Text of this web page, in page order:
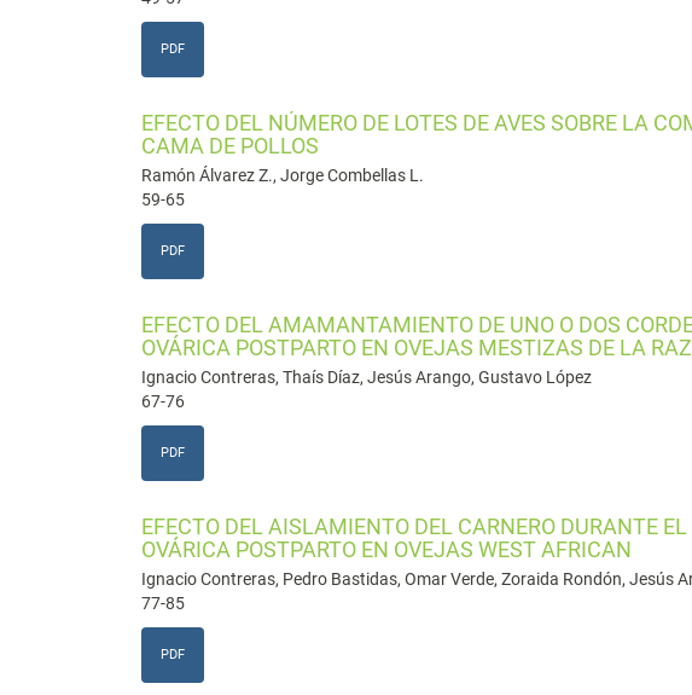
PDF
EFECTO DEL NÚMERO DE LOTES DE AVES SOBRE LA
CAMA DE POLLOS
Ramón Álvarez Z., Jorge Combellas L.
59-65
PDF
EFECTO DEL AMAMANTAMIENTO DE UNO O DOS
OVÁRICA POSTPARTO EN OVEJAS MESTIZAS DE LA
Ignacio Contreras, Thaís Díaz, Jesús Arango, Gustavo López
67-76
PDF
EFECTO DEL AISLAMIENTO DEL CARNERO DURANTE
OVÁRICA POSTPARTO EN OVEJAS WEST AFRICAN
Ignacio Contreras, Pedro Bastidas, Omar Verde, Zoraida Rondón, Jesús
77-85
PDF